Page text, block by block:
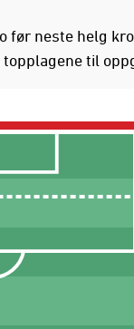
før neste helg
topplagene til